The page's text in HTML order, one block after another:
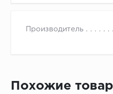
Производитель
Рассрочка
Похожие